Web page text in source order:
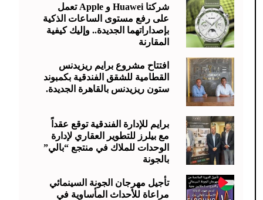
شركتا Huawei و Apple تعمل
على رفع مستوى الساعات الذكية
بإصداراتهما الجديدة.. وإليك كيفية
المقارنة
افتتاح مشروع برايم ريزيدنس
القطامية للشقق الفندقية بكمبوند
ستون ريزيدنس بالقاهرة الجديدة.
برايم للإدارة الفندقية توقع عقداً
مع بيلرز للتطوير العقاري لإدارة
الوحدات للملاك في منتجع “بالي”
بالجونة
تأجيل مهرجان الجونة السينمائي
مراعاة للأحداث المأساوية في